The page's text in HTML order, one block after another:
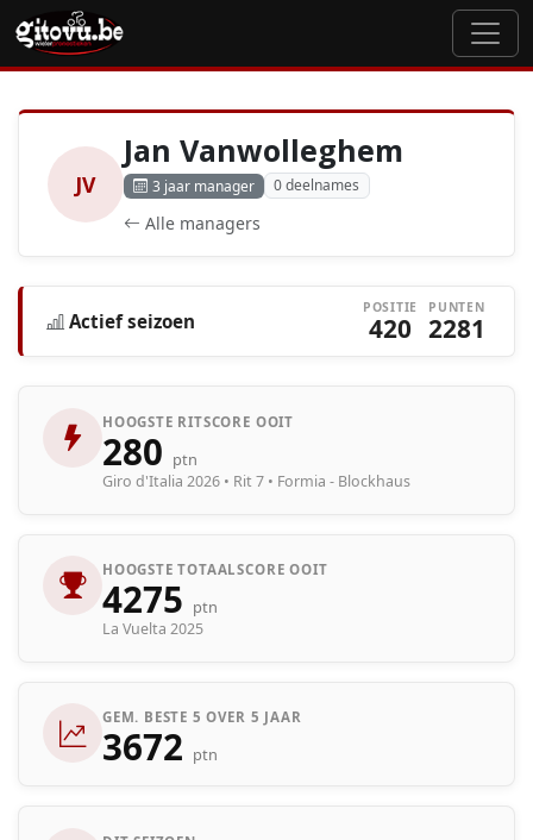
JV
Jan Vanwolleghem
3 jaar manager 0 deelnames
Alle managers
Actief seizoen
POSITIE
420
PUNTEN
2281
HOOGSTE RITSCORE OOIT
280 ptn
Giro d'Italia 2026 • Rit 7 • Formia - Blockhaus
HOOGSTE TOTAALSCORE OOIT
4275 ptn
La Vuelta 2025
GEM. BESTE 5 OVER 5 JAAR
3672 ptn